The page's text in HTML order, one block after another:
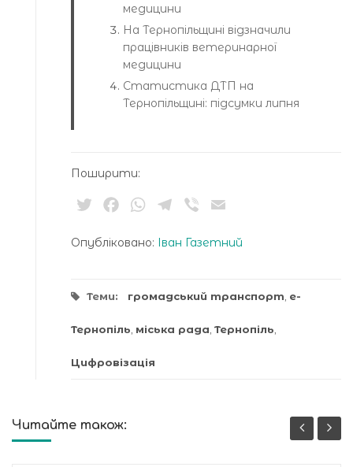
медицини
На Тернопільщині відзначили
працівників ветеринарної
медицини
Статистика ДТП на
Тернопільщині: підсумки липня
Поширити:
TwitterFacebookWhatsApp
Telegram
Viber
Опубліковано: Іван Газетний
Теми: громадський транспорт, е-
Тернопіль, міська рада, Тернопіль,
Цифровізація
Читайте також: